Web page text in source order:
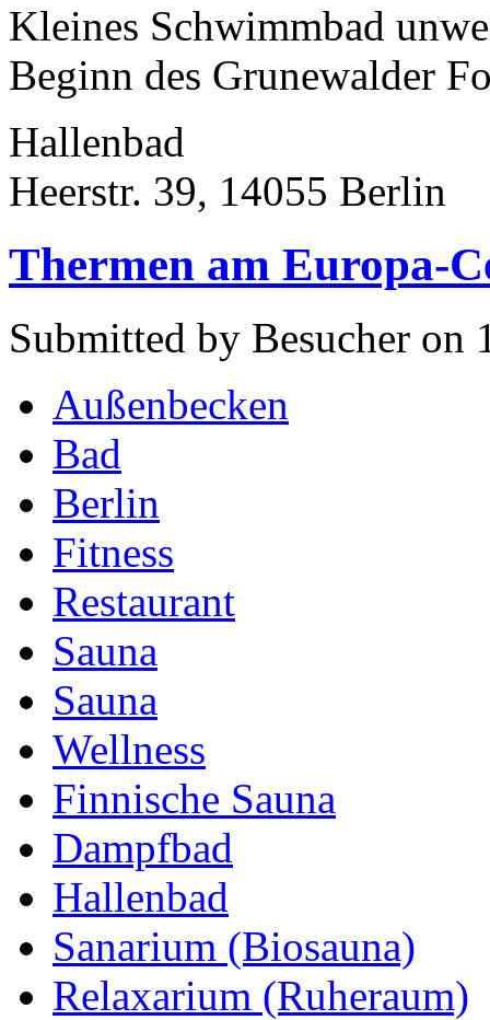
Kleines Schwimmbad
Beginn des Grunewalder
Hallenbad
Heerstr. 39, 14055 Berlin
Thermen am Europa-
Submitted by Besucher on
Außenbecken
Bad
Berlin
Fitness
Restaurant
Sauna
Sauna
Wellness
Finnische Sauna
Dampfbad
Hallenbad
Sanarium (Biosauna)
Relaxarium (Ruheraum)